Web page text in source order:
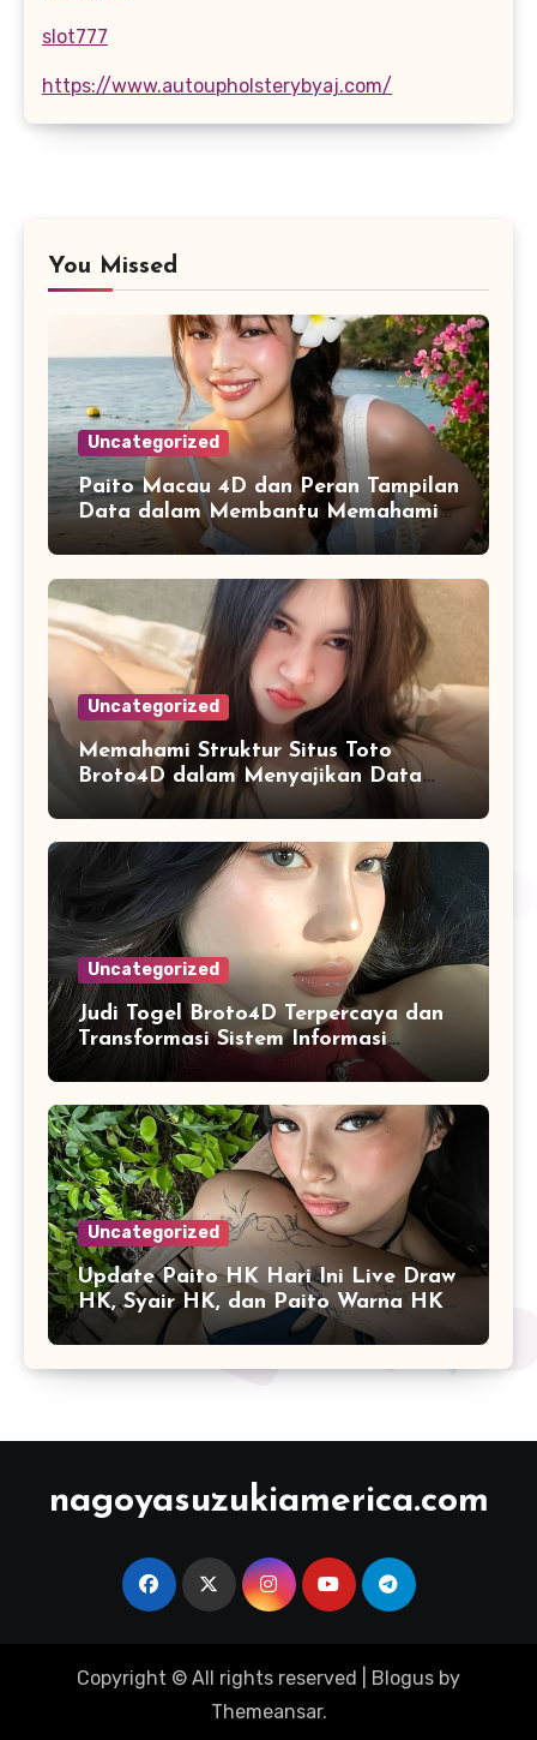
slot777
https://www.autoupholsterybyaj.com/
You Missed
Uncategorized
Paito Macau 4D dan Peran Tampilan
Data dalam Membantu Memahami
Riwayat Informasi
Uncategorized
Memahami Struktur Situs Toto
Broto4D dalam Menyajikan Data
dan Statistik Harian
Uncategorized
Judi Togel Broto4D Terpercaya dan
Transformasi Sistem Informasi
Angka Online
Uncategorized
Update Paito HK Hari Ini Live Draw
HK, Syair HK, dan Paito Warna HK
Terlengkap
nagoyasuzukiamerica.com
Copyright © All rights reserved Blogus by
Themeansar.